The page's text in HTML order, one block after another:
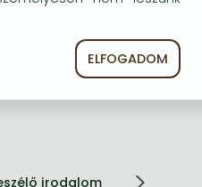
220 g
angol
irodalom
ELFOGADOM